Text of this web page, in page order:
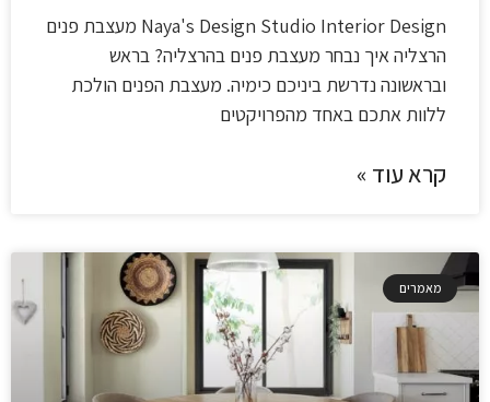
Naya's Design Studio​ Interior Design מעצבת פנים
הרצליה איך נבחר מעצבת פנים בהרצליה? בראש
ובראשונה נדרשת ביניכם כימיה. מעצבת הפנים הולכת
ללוות אתכם באחד מהפרויקטים
קרא עוד »
מאמרים